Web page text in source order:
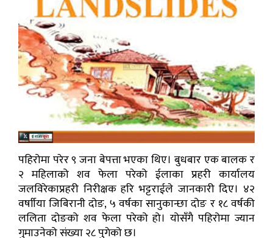
पहिरोमा परेर ९ जना बेपत्ता भएका थिए। बुधबार एक बालक र
२ महिलाको शव फेला परेको ईलाका प्रहरी कार्यालय
जलविरेकाप्रहरी निरीक्षक हरि भट्टराईले जानकारी दिए। ४२
वर्षाीया जिबिरानी दोङ, ५ वर्षका सानुकान्छा दोङ र १८ वर्षकी
ललिता दोङको शव फेला परेको हो। योसँगै पहिरोमा ज्यान
गुमाउनेको संख्या २८ पुगेको छ।